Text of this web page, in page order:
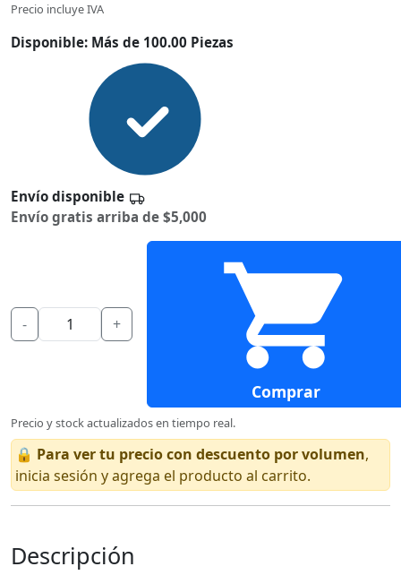
Precio incluye IVA
Disponible: Más de 100.00 Piezas
Envío disponible
Envío gratis arriba de $5,000
- +
Comprar
Precio y stock actualizados en tiempo real.
🔒 Para ver tu precio con descuento por volumen,
inicia sesión y agrega el producto al carrito.
Descripción